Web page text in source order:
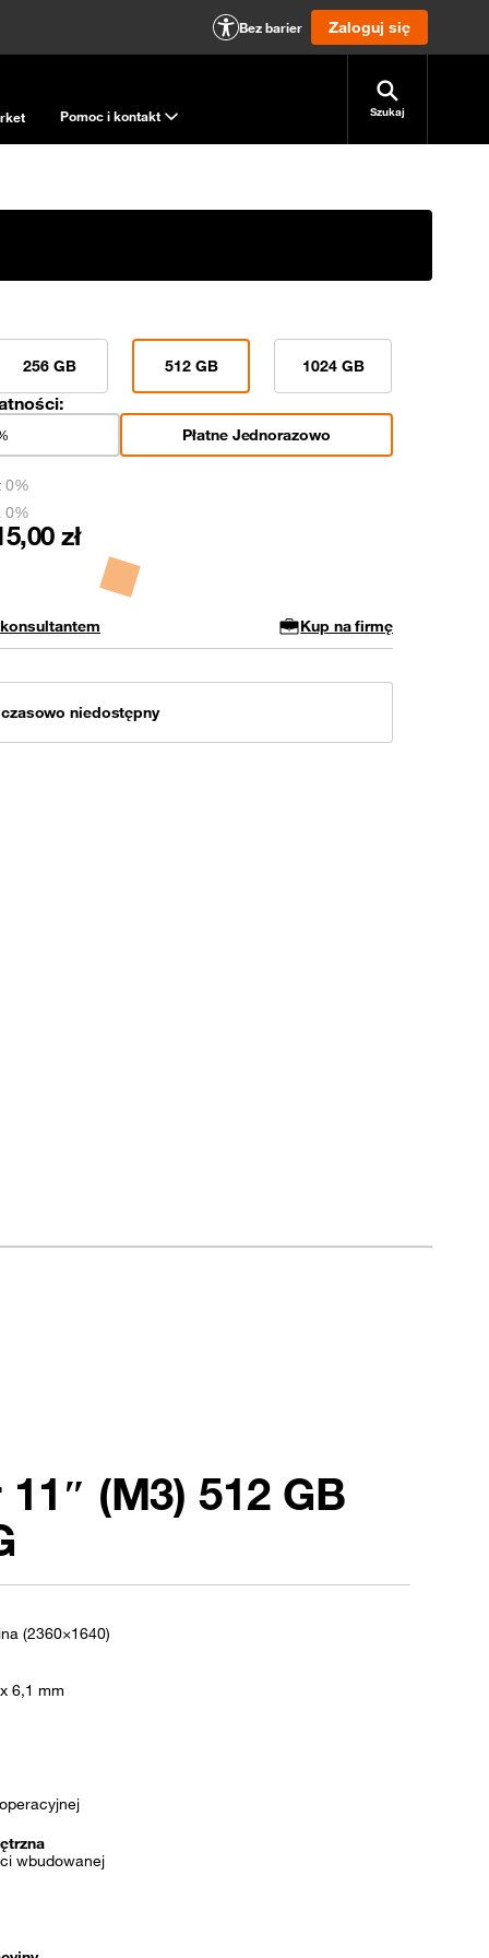
Bez barier Zaloguj się
Pomoc i kontakt Szukaj
256 GB 512 GB 1024 GB
Płatne Jednorazowo
zł
0%
0%
Kup na firmę
niedostępny
(M3) 512 GB
(2360×1640)
6,1 mm
wbudowanej